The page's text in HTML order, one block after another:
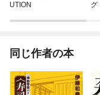
UTION
グ
同じ作者の本